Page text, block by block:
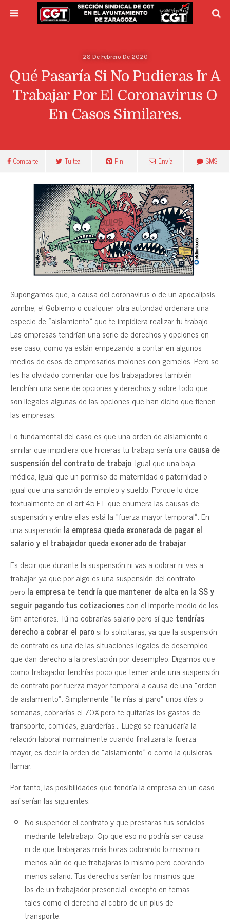
28 De Febrero De 2020
Qué Pasaría Si No Pudieras Ir A
Trabajar Por El Coronavirus O
En Casos Similares.
Comparte Tuitea Pin Envía SMS
Supongamos que, a causa del coronavirus o de un apocalipsis
zombie, el Gobierno o cualquier otra autoridad ordenara una
especie de «aislamiento» que te impidiera realizar tu trabajo.
Las empresas tendrían una serie de derechos y opciones en
ese caso, como ya están empezando a contar en algunos
medios de esos de empresarios molones con gemelos. Pero se
les ha olvidado comentar que los trabajadores también
tendrían una serie de opciones y derechos y sobre todo que
son ilegales algunas de las opciones que han dicho que tienen
las empresas.
Lo fundamental del caso es que una orden de aislamiento o
similar que impidiera que hicieras tu trabajo sería una causa de
suspensión del contrato de trabajo. Igual que una baja
médica, igual que un permiso de maternidad o paternidad o
igual que una sanción de empleo y sueldo. Porque lo dice
textualmente en el art.45 ET, que enumera las causas de
suspensión y entre ellas está la «fuerza mayor temporal». En
una suspensión la empresa queda exonerada de pagar el
salario y el trabajador queda exonerado de trabajar.
Es decir que durante la suspensión ni vas a cobrar ni vas a
trabajar, ya que por algo es una suspensión del contrato,
pero la empresa te tendría que mantener de alta en la SS y
seguir pagando tus cotizaciones con el importe medio de los
6m anteriores. Tú no cobrarías salario pero sí que tendrías
derecho a cobrar el parosi lo solicitaras, ya que la suspensión
de contrato es una de las situaciones legales de desempleo
que dan derecho a la prestación por desempleo. Digamos que
como trabajador tendrías poco que temer ante una suspensión
de contrato por fuerza mayor temporal a causa de una «orden
de aislamiento». Simplemente «te irías al paro» unos días o
semanas, cobrarías el 70% pero te quitarías los gastos de
transporte, comidas, guarderías… Luego se reanudaría la
relación laboral normalmente cuando finalizara la fuerza
mayor, es decir la orden de «aislamiento» o como la quisieras
llamar.
Por tanto, las posibilidades que tendría la empresa en un caso
así serían las siguientes:
No suspender el contrato y que prestaras tus servicios
mediante teletrabajo. Ojo que eso no podría ser causa
ni de que trabajaras más horas cobrando lo mismo ni
menos aún de que trabajaras lo mismo pero cobrando
menos salario. Tus derechos serían los mismos que
los de un trabajador presencial, excepto en temas
tales como el derecho al cobro de un plus de
transporte.